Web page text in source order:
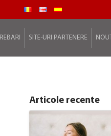
SITE-URI PARTENERE
Articole recente